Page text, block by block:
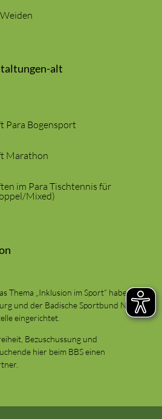
alt
Para Bogensport
Marathon
im Para Tischtennis für
Mixed)
Thema „Inklusion im Sport“ haben der
und der Badische Sportbund Nord
eingerichtet.
Bezuschussung und
hier beim BBS einen